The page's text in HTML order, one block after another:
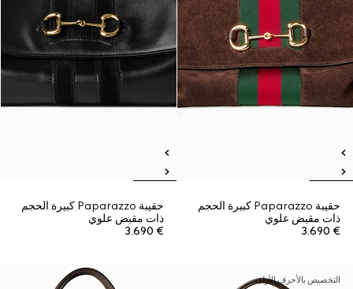
حقيبة Paparazzo كبيرة الحجم
ذات مقبض علوي
€ 3.690
حقيبة Paparazzo كبيرة الحجم
ذات مقبض علوي
€ 3.690
التخصيص بالأحرف الأولى